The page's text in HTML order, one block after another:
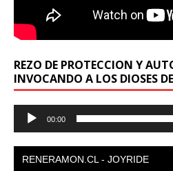
REZO DE PROTECCION Y
INVOCANDO A LOS DIOSES
Reproductor
00:00